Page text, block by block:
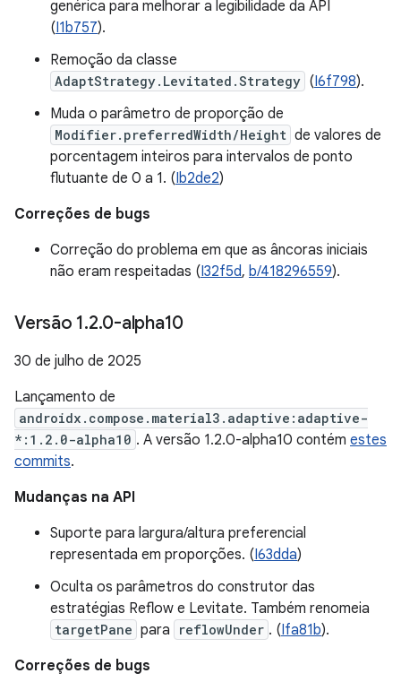
genérica para melhorar a legibilidade da API
(I1b757).
Remoção da classe
AdaptStrategy.Levitated.Strategy (I6f798).
Muda o parâmetro de proporção de
Modifier.preferredWidth/Height de valores de
porcentagem inteiros para intervalos de ponto
flutuante de 0 a 1. (Ib2de2)
Correções de bugs
Correção do problema em que as âncoras iniciais
não eram respeitadas (I32f5d, b/418296559).
Versão 1.2.0-alpha10
30 de julho de 2025
Lançamento de
androidx.compose.material3.adaptive:adaptive-
*:1.2.0-alpha10 . A versão 1.2.0-alpha10 contém estes
commits.
Mudanças na API
Suporte para largura/altura preferencial
representada em proporções. (I63dda)
Oculta os parâmetros do construtor das
estratégias Reflow e Levitate. Também renomeia
targetPane para reflowUnder . (Ifa81b).
Correções de bugs